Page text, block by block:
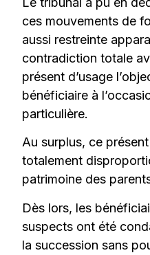
ces mouvements de
aussi restreinte
contradiction totale
présent d’usage
bénéficiaire à
particulière.
Au surplus, ce
totalement
patrimoine des
Dès lors, les
suspects ont été
la succession sans